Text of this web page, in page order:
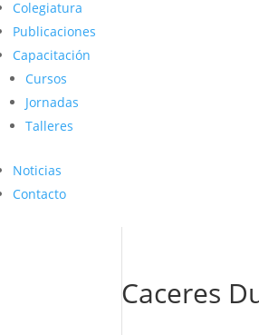
Colegiatura
Publicaciones
Capacitación
Cursos
Jornadas
Talleres
Noticias
Contacto
Caceres